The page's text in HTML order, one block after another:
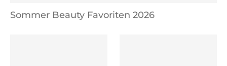
Sommer Beauty Favoriten 2026